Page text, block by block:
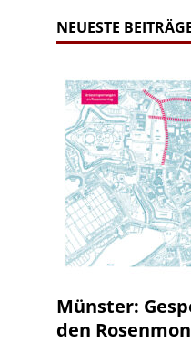
NEUESTE
Münster:
den